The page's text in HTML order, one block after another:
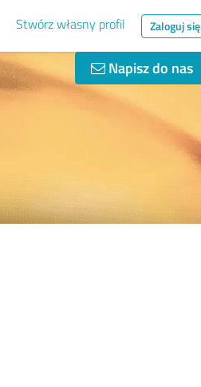
Stwórz własny profil Zaloguj się
Napisz do nas